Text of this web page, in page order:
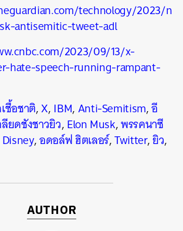
technology/2023/n
antisemitic-tweet-adl
2023/09/13/x-
hate-speech-running-rampant-
ชื้อชาติ,X, IBM,Anti-Semitism,อี
ลียดชังชาวยิว,Elon Musk,พรรคนาซี
Disney,อดอล์ฟ ฮิตเลอร์,Twitter,ยิว,
AUTHOR